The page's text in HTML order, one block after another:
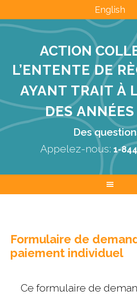
English
ACTION
L’ENTENTE DE
AYANT TRAIT À
DES
Des
Appelez-nous: 1-
Formulaire de
paiement individuel
Ce formulaire de